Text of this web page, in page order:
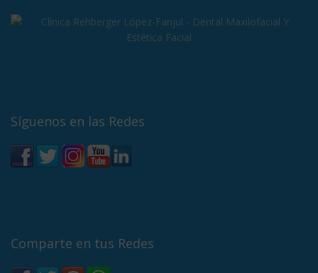
Síguenos en las Redes
Comparte en tus Redes